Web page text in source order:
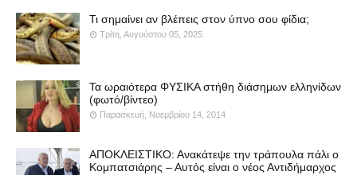
Τι σημαίνει αν βλέπεις στον ύπνο σου φίδια;
Τρίτη, Αυγούστου 05, 2025
Τα ωραιότερα ΦΥΣΙΚΑ στήθη διάσημων ελληνίδων
(φωτό/βίντεο)
Παρασκευή, Νοεμβρίου 14, 2014
ΑΠΟΚΛΕΙΣΤΙΚΟ: Ανακάτεψε την τράπουλα πάλι ο
Κομπατσιάρης – Αυτός είναι ο νέος Αντιδήμαρχος